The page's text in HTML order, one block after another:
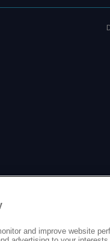
and improve website